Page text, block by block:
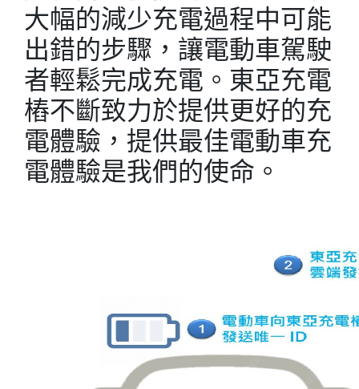
大幅的減少充電過程中可能
出錯的步驟，讓電動車駕駛
者輕鬆完成充電。東亞充電
樁不斷致力於提供更好的充
電體驗，提供最佳電動車充
電體驗是我們的使命。